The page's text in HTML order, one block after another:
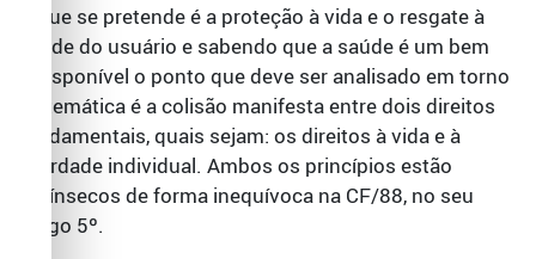
O que se pretende é a proteção à vida e o resgate à
saúde do usuário e sabendo que a saúde é um bem
indisponível o ponto que deve ser analisado em torno
da temática é a colisão manifesta entre dois direitos
fundamentais, quais sejam: os direitos à vida e à
liberdade individual. Ambos os princípios estão
intrínsecos de forma inequívoca na CF/88, no seu
artigo 5º.